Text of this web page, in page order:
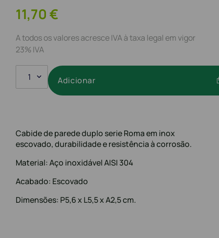
11,70€
A todos os valores acresce IVA à taxa legal em vigor
23% IVA
1 Adicionar
Cabide de parede duplo serie Roma em inox
escovado, durabilidade e resistência à corrosão.
Material: Aço inoxidável AISI 304
Acabado: Escovado
Dimensões: P5,6 x L5,5 x A2,5 cm.